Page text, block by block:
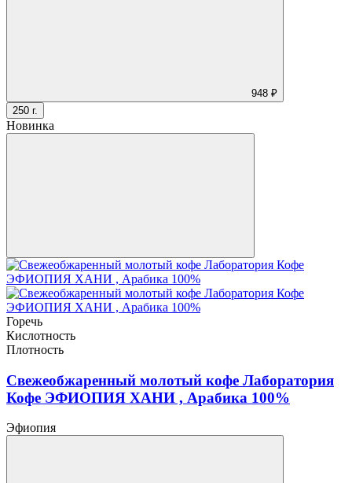
948 ₽
250 г.
Новинка
Горечь
Кислотность
Плотность
Свежеобжаренный молотый кофе Лаборатория
Кофе ЭФИОПИЯ ХАНИ , Арабика 100%
Эфиопия